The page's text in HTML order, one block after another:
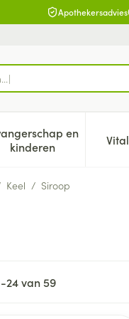
Apothekersadvies
en hygiëne
voor Dieet, voeding en
en
kinderenToon submenu
Keel / Siroop
-24van59